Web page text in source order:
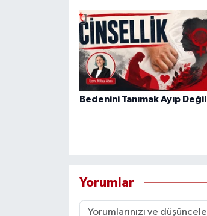
Bedenini Tanımak Ayıp Değil
Yorumlar